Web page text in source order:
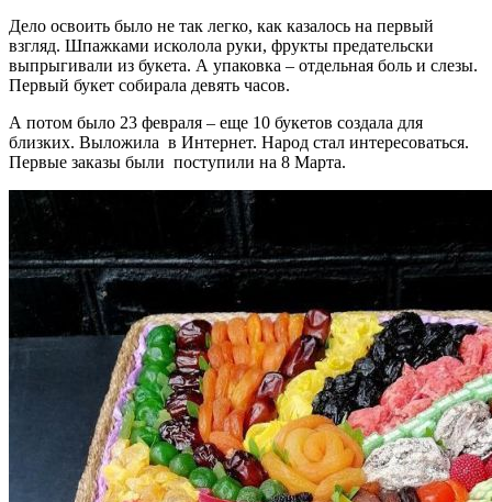
Дело освоить было не так легко, как казалось на первый
взгляд. Шпажками исколола руки, фрукты предательски
выпрыгивали из букета. А упаковка – отдельная боль и слезы.
Первый букет собирала девять часов.
А потом было 23 февраля – еще 10 букетов создала для
близких. Выложила в Интернет. Народ стал интересоваться.
Первые заказы были поступили на 8 Марта.